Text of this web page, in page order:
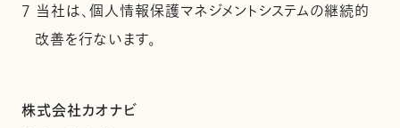
7 当社は、個人情報保護マネジメントシステムの継続的
改善を行ないます。
株式会社カオナビ